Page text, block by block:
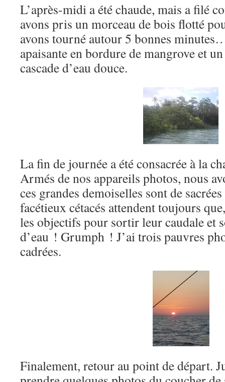
L’après-midi a été chaude, mais a filé
avons pris un morceau de bois flotté
avons tourné autour 5 bonnes
apaisante en bordure de mangrove et
cascade d’eau douce.
La fin de journée a été consacrée à la
Armés de nos appareils photos, nous
ces grandes demoiselles sont de
facétieux cétacés attendent toujours
les objectifs pour sortir leur caudale et
d’eau ! Grumph ! J’ai trois pauvres
cadrées.
Finalement, retour au point de départ.